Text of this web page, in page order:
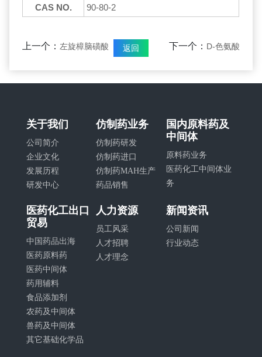
CAS NO.
90-80-2
上一个：左旋樟脑磺酸 返回 下一个： D-色氨酸
关于我们
公司简介
企业文化
发展历程
研发中心
仿制药业务
仿制药研发
仿制药进口
仿制药MAH生产
药品销售
国内原料药及
中间体
原料药业务
医药化工中间体业
务
医药化工出口
贸易
中国药品出海
医药原料药
医药中间体
药用辅料
食品添加剂
农药及中间体
兽药及中间体
其它基础化学品
人力资源
员工风采
人才招聘
人才理念
新闻资讯
公司新闻
行业动态